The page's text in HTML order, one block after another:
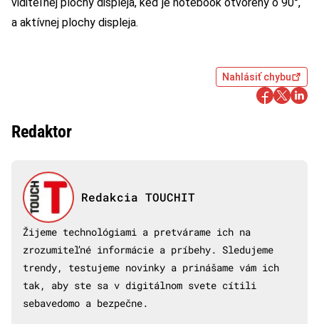
viditeľnej plochy displeja, keď je notebook otvorený o 90°,
a aktívnej plochy displeja.
Nahlásiť chybu
Redaktor
Redakcia TOUCHIT
Žijeme technológiami a pretvárame ich na
zrozumiteľné informácie a príbehy. Sledujeme
trendy, testujeme novinky a prinášame vám ich
tak, aby ste sa v digitálnom svete cítili
sebavedomo a bezpečne.